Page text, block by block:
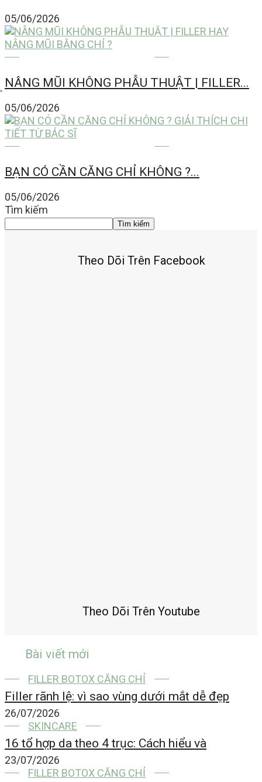
05/06/2026
NÂNG MŨI KHÔNG PHẪU THUẬT | FILLER...
05/06/2026
BẠN CÓ CẦN CĂNG CHỈ KHÔNG ?...
05/06/2026
Tìm kiếm
Tìm kiếm
Theo Dõi Trên Facebook
Theo Dõi Trên Youtube
Bài viết mới
FILLER BOTOX CĂNG CHỈ
Filler rãnh lệ: vì sao vùng dưới mắt dễ đẹp
26/07/2026
SKINCARE
16 tổ hợp da theo 4 trục: Cách hiểu và
23/07/2026
FILLER BOTOX CĂNG CHỈ